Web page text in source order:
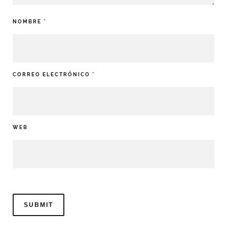
NOMBRE *
CORREO ELECTRÓNICO *
WEB